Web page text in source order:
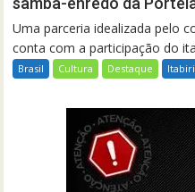
Uma parceria idealizada pelo
conta com a participação do
Brasil Cultura Destaque